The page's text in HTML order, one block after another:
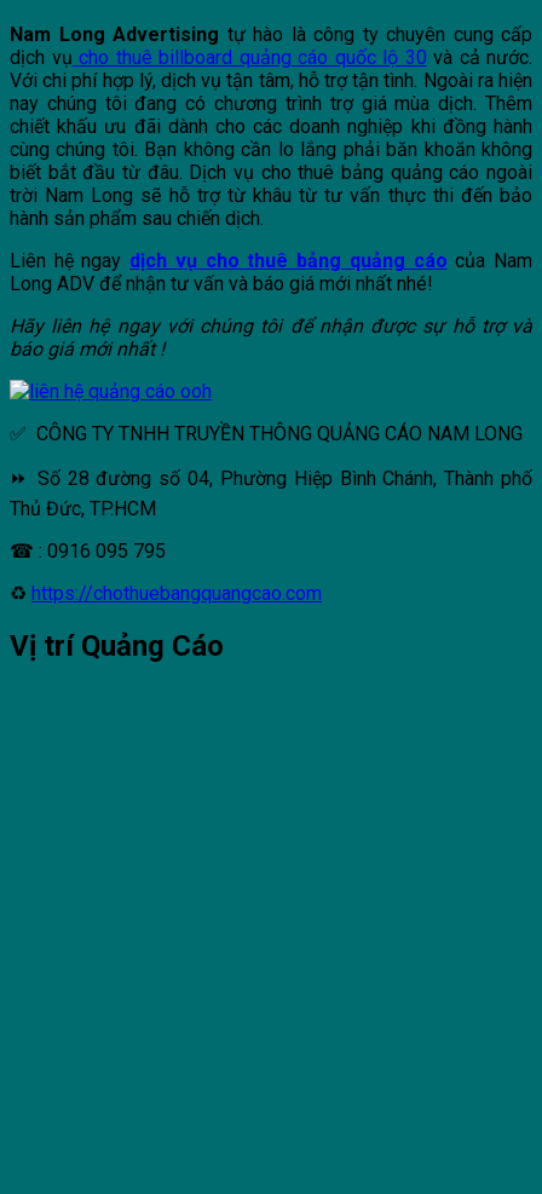
Nam Long Advertising tự hào là công ty chuyên cung cấp
dịch vụ cho thuê billboard quảng cáo quốc lộ 30 và cả nước.
Với chi phí hợp lý, dịch vụ tận tâm, hỗ trợ tận tình. Ngoài ra hiện
nay chúng tôi đang có chương trình trợ giá mùa dịch. Thêm
chiết khấu ưu đãi dành cho các doanh nghiệp khi đồng hành
cùng chúng tôi. Bạn không cần lo lắng phải băn khoăn không
biết bắt đầu từ đâu. Dịch vụ cho thuê bảng quảng cáo ngoài
trời Nam Long sẽ hỗ trợ từ khâu từ tư vấn thực thi đến bảo
hành sản phẩm sau chiến dịch.
Liên hệ ngay dịch vụ cho thuê bảng quảng cáo của Nam
Long ADV để nhận tư vấn và báo giá mới nhất nhé!
Hãy liên hệ ngay với chúng tôi để nhận được sự hỗ trợ và
báo giá mới nhất !
✅ CÔNG TY TNHH TRUYỀN THÔNG QUẢNG CÁO NAM LONG
⏩ Số 28 đường số 04, Phường Hiệp Bình Chánh, Thành phố
Thủ Đức, TP.HCM
☎ : 0916 095 795
♻ https://chothuebangquangcao.com
Vị trí Quảng Cáo